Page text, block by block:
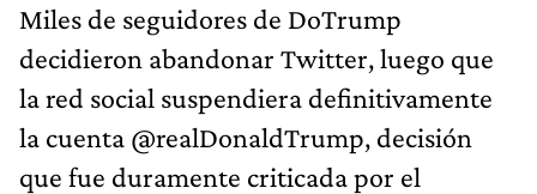
Miles de seguidores de DoTrump
decidieron abandonar Twitter, luego que
la red social suspendiera definitivamente
la cuenta @realDonaldTrump, decisión
que fue duramente criticada por el